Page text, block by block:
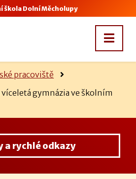
škola Dolní Měcholupy
pracoviště
gymnázia ve školním
a rychlé odkazy